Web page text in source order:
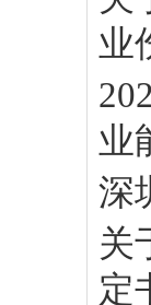
业
业
深
关
定